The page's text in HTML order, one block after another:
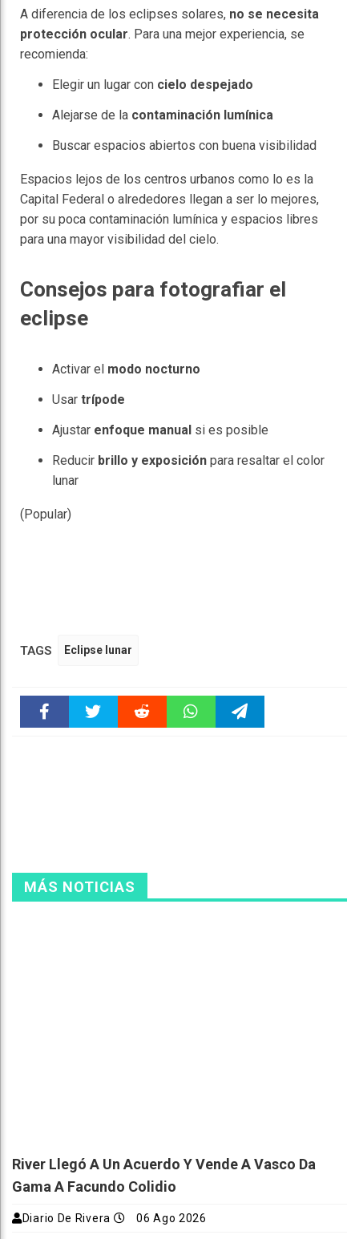
A diferencia de los eclipses solares, no se necesita
protección ocular. Para una mejor experiencia, se
recomienda:
Elegir un lugar con cielo despejado
Alejarse de la contaminación lumínica
Buscar espacios abiertos con buena visibilidad
Espacios lejos de los centros urbanos como lo es la
Capital Federal o alrededores llegan a ser lo mejores,
por su poca contaminación lumínica y espacios libres
para una mayor visibilidad del cielo.
Consejos para fotografiar el
eclipse
Activar el modo nocturno
Usar trípode
Ajustar enfoque manual si es posible
Reducir brillo y exposición para resaltar el color
lunar
(Popular)
TAGS Eclipse lunar
MÁS NOTICIAS
River Llegó A Un Acuerdo Y Vende A Vasco Da
Gama A Facundo Colidio
Diario De Rivera 06 Ago 2026